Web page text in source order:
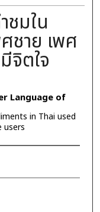
ชมใน
ชาย เพศ
จิตใจ
Language of
in Thai used
users